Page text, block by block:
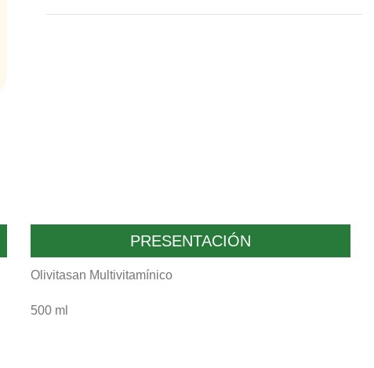
PRESENTACIÓN
Olivitasan Multivitamínico
500 ml